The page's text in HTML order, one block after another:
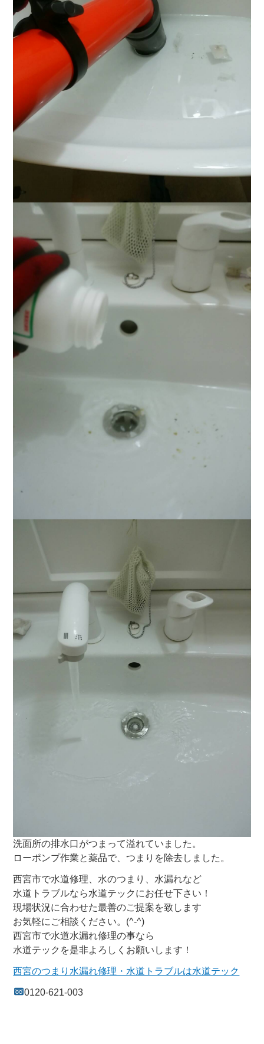
洗面所の排水口がつまって溢れていました。
ローポンプ作業と薬品で、つまりを除去しました。
西宮市で水道修理、水のつまり、水漏れなど
水道トラブルなら水道テックにお任せ下さい！
現場状況に合わせた最善のご提案を致します
お気軽にご相談ください。(^-^)
西宮市で水道水漏れ修理の事なら
水道テックを是非よろしくお願いします！
西宮のつまり水漏れ修理・水道トラブルは水道テック
0120-621-003